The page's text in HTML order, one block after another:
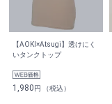
【AOKI×Atsugi】透けにく
いタンクトップ
1,980円 （税込）